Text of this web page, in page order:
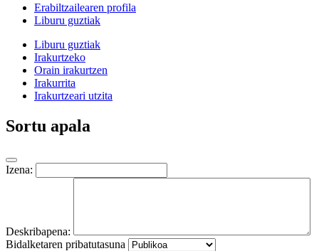
Erabiltzailearen profila
Liburu guztiak
Liburu guztiak
Irakurtzeko
Orain irakurtzen
Irakurrita
Irakurtzeari utzita
Sortu apala
Izena:
Deskribapena:
Bidalketaren pribatutasuna